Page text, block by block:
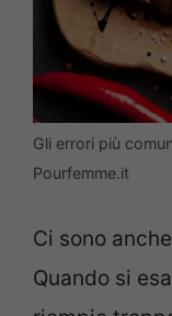
Gli errori più
Pourfemme.it
Ci sono
Quando si